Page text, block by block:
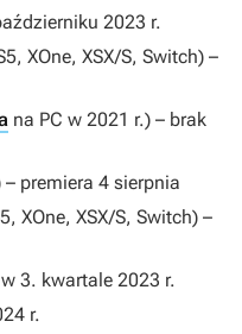
2023 r.
XOne, XSX/S, Switch) –
na PC w 2021 r.) – brak
– premiera 4 sierpnia
XOne, XSX/S, Switch) –
3. kwartale 2023 r.
r.